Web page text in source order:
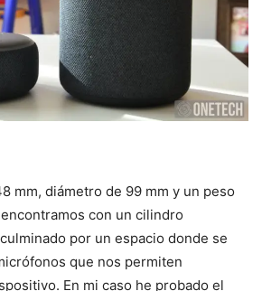
mm, diámetro de 99 mm y un peso
con un cilindro
por un espacio donde se
que nos permiten
En mi caso he probado el